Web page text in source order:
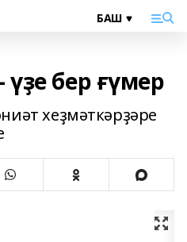
бер ғүмер
хеҙмәткәрҙәре